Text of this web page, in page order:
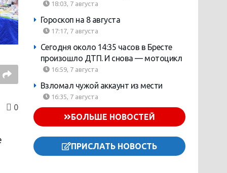
0
18:03, 7 августа
Гороскоп на 8 августа
17:17, 7 августа
Сегодня около 14:35 часов в Бресте
произошло ДТП. И снова — мотоцикл
16:59, 7 августа
Взломал чужой аккаунт из мести
16:35, 7 августа
БОЛЬШЕ НОВОСТЕЙ
ПРИСЛАТЬ НОВОСТЬ